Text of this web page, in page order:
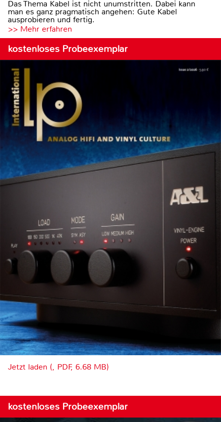
Das Thema Kabel ist nicht unumstritten. Dabei kann
man es ganz pragmatisch angehen: Gute Kabel
ausprobieren und fertig.
>> Mehr erfahren
kostenloses Probeexemplar
Jetzt laden (, PDF, 6.68 MB)
kostenloses Probeexemplar